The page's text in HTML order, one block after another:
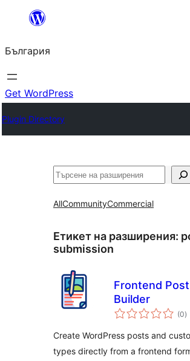
България
Get WordPress
Plugin Directory
Търсене
AllCommunityCommercial
Етикет на разширения:
submission
Frontend Post
Builder
(0)
Create WordPress posts and
types directly from a frontend